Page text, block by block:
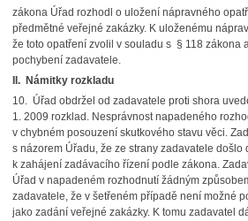
zákona Úřad rozhodl o uložení nápravného
předmětné veřejné zakázky. K uloženému
že toto opatření zvolil v souladu s § 118 zákona
pochybení zadavatele.
II. Námitky rozkladu
10. Úřad obdržel od zadavatele proti shora
1. 2009 rozklad. Nesprávnost napadeného
v chybném posouzení skutkového stavu věci.
s názorem Úřadu, že ze strany zadavatele došlo
k zahájení zadávacího řízení podle zákona.
Úřad v napadeném rozhodnutí žádným
zadavatele, že v šetřeném případě není možné
jako zadání veřejné zakázky. K tomu zadavatel